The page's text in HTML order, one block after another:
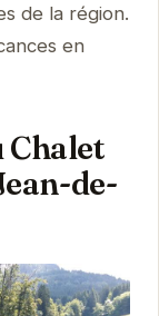
de la région.
en
Chalet
de-